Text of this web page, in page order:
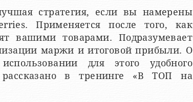
стратегия, если вы намерены
Применяется после того, как
вашими товарами. Подразумевает
маржи и итоговой прибыли. О
для этого удобного
рассказано в тренинге «В ТОП на